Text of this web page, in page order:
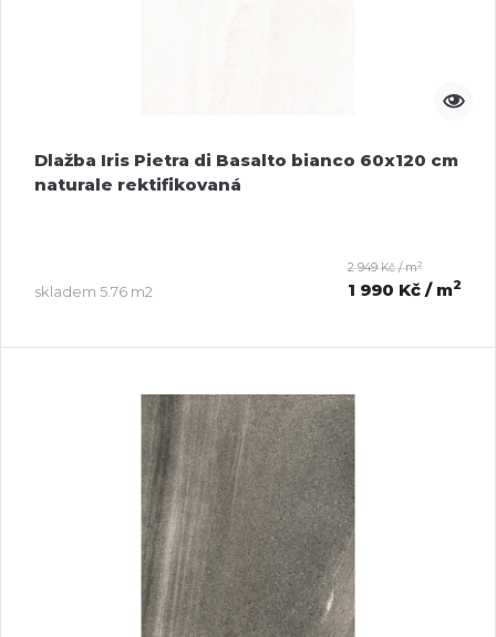
Dlažba Iris Pietra di Basalto bianco 60x120 cm
naturale rektifikovaná
skladem 5.76 m2
2 949 Kč / m2
1 990 Kč / m2